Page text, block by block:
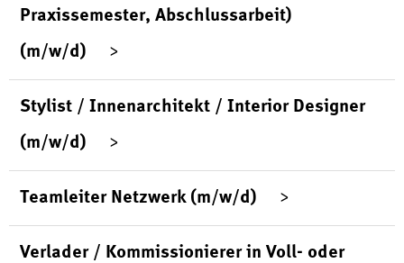
Praxissemester, Abschlussarbeit)
(m/w/d)
Stylist / Innenarchitekt / Interior Designer
(m/w/d)
Teamleiter Netzwerk (m/w/d)
Verlader / Kommissionierer in Voll- oder